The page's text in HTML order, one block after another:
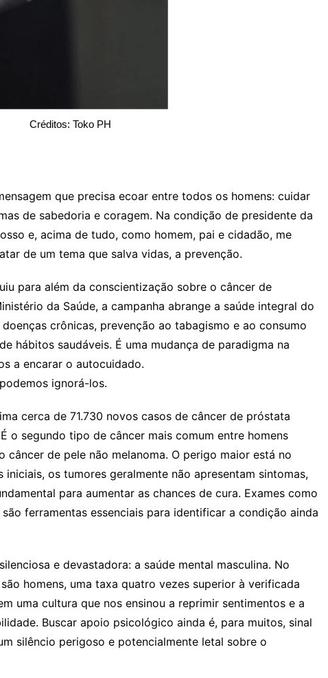
Créditos: Toko PH
que precisa ecoar entre todos os homens: cuidar
de sabedoria e coragem. Na condição de presidente da
e, acima de tudo, como homem, pai e cidadão, me
de um tema que salva vidas, a prevenção.
para além da conscientização sobre o câncer de
da Saúde, a campanha abrange a saúde integral do
crônicas, prevenção ao tabagismo e ao consumo
hábitos saudáveis. É uma mudança de paradigma na
a encarar o autocuidado.
ignorá-los.
cerca de 71.730 novos casos de câncer de próstata
o segundo tipo de câncer mais comum entre homens
câncer de pele não melanoma. O perigo maior está no
iniciais, os tumores geralmente não apresentam sintomas,
para aumentar as chances de cura. Exames como
ferramentas essenciais para identificar a condição ainda
e devastadora: a saúde mental masculina. No
homens, uma taxa quatro vezes superior à verificada
uma cultura que nos ensinou a reprimir sentimentos e a
Buscar apoio psicológico ainda é, para muitos, sinal
silêncio perigoso e potencialmente letal sobre o